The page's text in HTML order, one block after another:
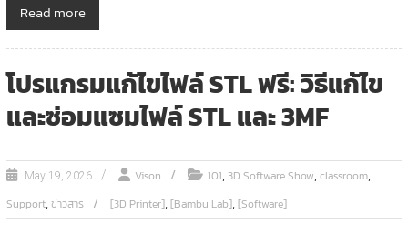
Read more
โปรแกรมแก้ไขไฟล์ STL ฟรี: วิธีแก้ไข
และซ่อมแซมไฟล์ STL และ 3MF
May 19, 2026 Vison 101,3D Software Show,classroom,
Support,ข่าวสาร [3D Printer],[Bambu Lab],[Software]